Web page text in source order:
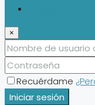
×
Recuérdame
Iniciar sesión